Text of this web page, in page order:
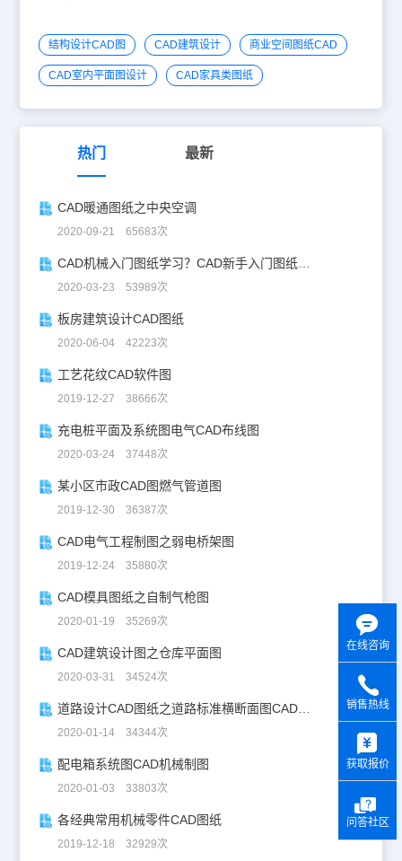
结构设计CAD图 CAD建筑设计 商业空间图纸CAD
CAD室内平面图设计 CAD家具类图纸
热门 最新
CAD暖通图纸之中央空调
2020-09-21 65683次
CAD机械入门图纸学习？CAD新手入门图纸练习
2020-03-23 53989次
板房建筑设计CAD图纸
2020-06-04 42223次
工艺花纹CAD软件图
2019-12-27 38666次
充电桩平面及系统图电气CAD布线图
2020-03-24 37448次
某小区市政CAD图燃气管道图
2019-12-30 36387次
CAD电气工程制图之弱电桥架图
2019-12-24 35880次
CAD模具图纸之自制气枪图
2020-01-19 35269次
CAD建筑设计图之仓库平面图
2020-03-31 34524次
道路设计CAD图纸之道路标准横断面图CAD图纸
2020-01-14 34344次
配电箱系统图CAD机械制图
2020-01-03 33803次
各经典常用机械零件CAD图纸
2019-12-18 32929次
在线咨询
销售热线
获取报价
问答社区